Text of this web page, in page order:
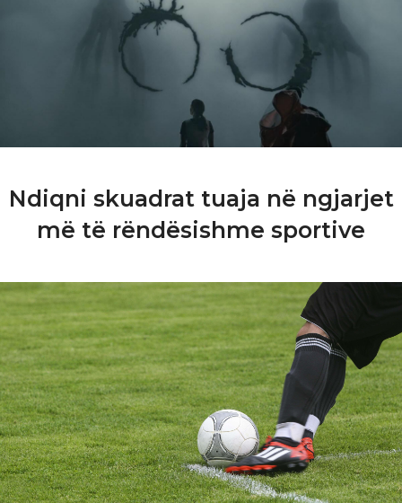
Ndiqni skuadrat tuaja në ngjarjet
më të rëndësishme sportive